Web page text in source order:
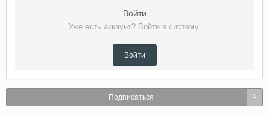
Войти
Уже есть аккаунт? Войти в систему.
Войти
Подписаться 1